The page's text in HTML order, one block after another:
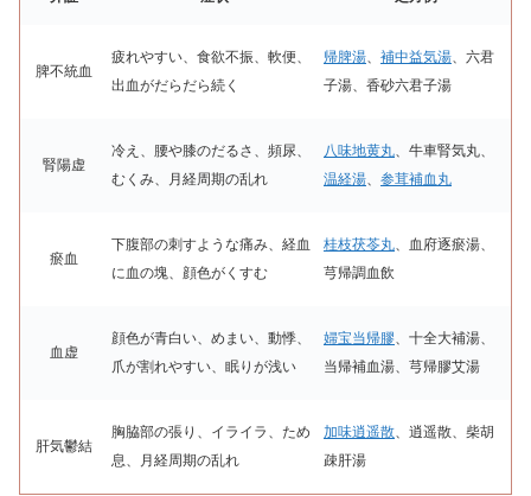
脾不統血
疲れやすい、食欲不振、軟便、
出血がだらだら続く
帰脾湯、 補中益気湯、六君
子湯、香砂六君子湯
腎陽虚
冷え、腰や膝のだるさ、頻尿、
むくみ、月経周期の乱れ
八味地黄丸、牛車腎気丸、
温経湯、 参茸補血丸
瘀血
下腹部の刺すような痛み、経血
に血の塊、顔色がくすむ
桂枝茯苓丸、血府逐瘀湯、
芎帰調血飲
血虚
顔色が青白い、めまい、動悸、
爪が割れやすい、眠りが浅い
婦宝当帰膠、十全大補湯、
当帰補血湯、芎帰膠艾湯
肝気鬱結
胸脇部の張り、イライラ、ため
息、月経周期の乱れ
加味逍遥散、逍遥散、柴胡
疎肝湯